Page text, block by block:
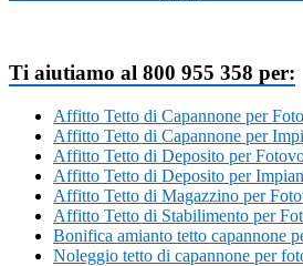
Ti aiutiamo al 800 955 358 per:
Affitto Tetto di Capannone per
Affitto Tetto di Capannone per
Affitto Tetto di Deposito per
Affitto Tetto di Deposito per
Affitto Tetto di Magazzino per
Affitto Tetto di Stabilimento per
Bonifica amianto tetto capannone
Noleggio tetto di capannone per